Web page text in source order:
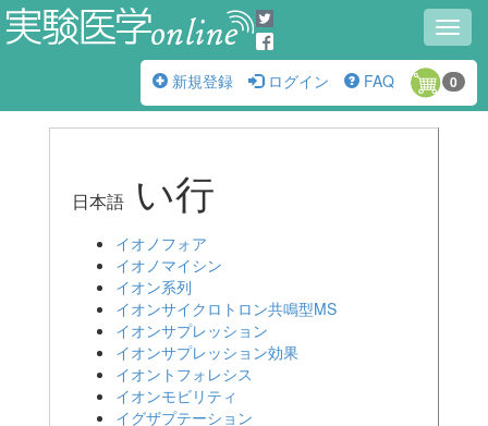
新規登録
ログイン FAQ 0
日本語 い行
イオノフォア
イオノマイシン
イオン系列
イオンサイクロトロン共鳴型MS
イオンサプレッション
イオンサプレッション効果
イオントフォレシス
イオンモビリティ
イグザプテーション